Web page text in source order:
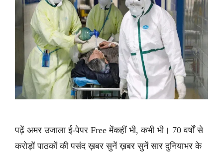
पढ़ें अमर उजाला ई-पेपर Free मेंकहीं भी, कभी भी। 70 वर्षों से
करोड़ों पाठकों की पसंद ख़बर सुनें ख़बर सुनें सार दुनियाभर के